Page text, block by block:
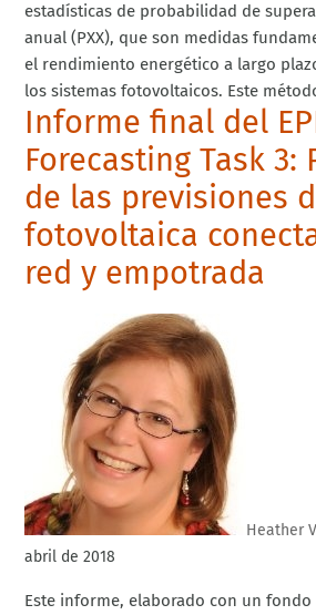
estadísticas de probabilidad de
anual (PXX), que son medidas
el rendimiento energético a largo
los sistemas fotovoltaicos. Este
Informe final del
Forecasting Task 3:
de las previsiones
fotovoltaica
red y empotrada
Heather
abril de 2018
Este informe, elaborado con un fondo